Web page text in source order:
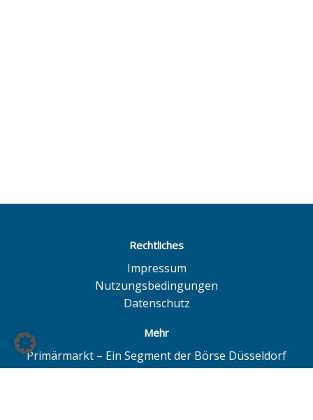
Rechtliches
Impressum
Nutzungsbedingungen
Datenschutz
Mehr
Primärmarkt – Ein Segment der Börse Düsseldorf
Quotrix – Ein System der Börse Düsseldorf